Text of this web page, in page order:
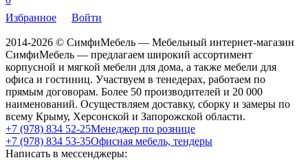
Избранное
Войти
2014-2026 © СимфиМебель — Мебельный интернет-магазин
СимфиМебель — предлагаем широкий ассортимент
корпусной и мягкой мебели для дома, а также мебели для
офиса и гостиниц. Участвуем в тенедерах, работаем по
прямым договорам. Более 50 производителей и 20 000
наименований. Осуществляем доставку, сборку и замеры по
всему Крыму, Херсонской и Запорожской области.
+7 (978) 834 52-25Менеджер по рознице
+7 (978) 834 53-35Офисная мебель, тендеры
Написать в мессенджеры: